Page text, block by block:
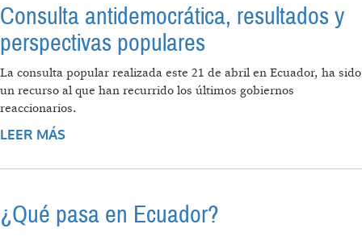
Consulta antidemocrática, resultados y
perspectivas populares
La consulta popular realizada este 21 de abril en Ecuador, ha sido
un recurso al que han recurrido los últimos gobiernos
reaccionarios.
LEER MÁS
¿Qué pasa en Ecuador?